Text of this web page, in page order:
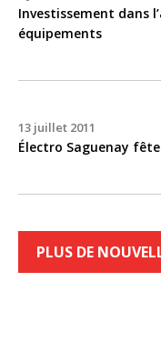
Investissement dans
équipements
13 juillet 2011
Électro Saguenay
PLUS DE